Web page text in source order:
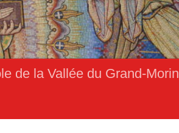
de la Vallée du Grand-Morin